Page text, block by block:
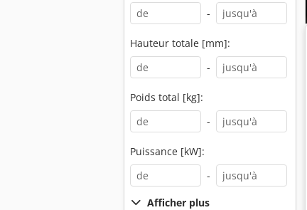
-
Hauteur totale [mm]:
-
Poids total [kg]:
-
Puissance [kW]:
-
Afficher plus